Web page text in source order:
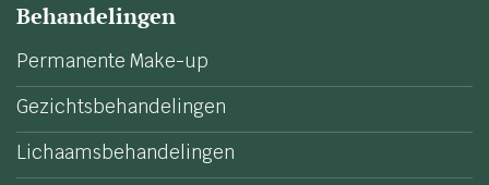
Behandelingen
Permanente Make-up
Gezichtsbehandelingen
Lichaamsbehandelingen